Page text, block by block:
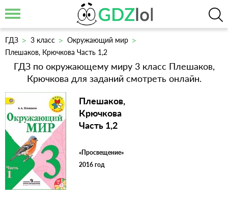
ГДЗ 3 класс
Окружающий мир
Плешаков, Крючкова Часть 1,2
ГДЗ по окружающему миру 3 класс Плешаков,
Крючкова для заданий смотреть онлайн.
Плешаков,
Крючкова
Часть 1,2
«Просвещение»
2016 год